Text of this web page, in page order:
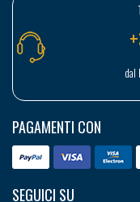
PAGAMENTI CON
SEGUICI SU